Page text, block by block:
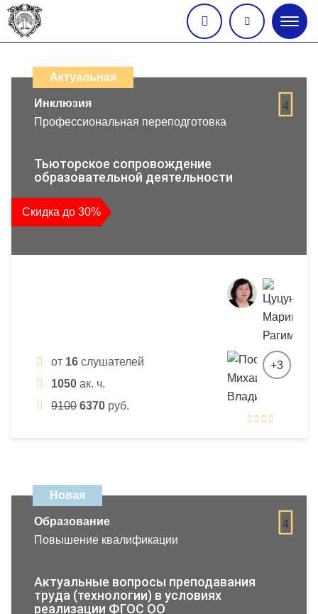
меню
дистанционных
образовательных
повышения
квалификации
и
профессиональной
Актуальная
4
Инклюзия
Профессиональная переподготовка
Тьюторское сопровождение
образовательной деятельности
Скидка до 30%
от 16 слушателей
1050 ак. ч.
9100 6370 руб.
+3
Новая
4
Образование
Повышение квалификации
Актуальные вопросы преподавания
труда (технологии) в условиях
реализации ФГОС ОО